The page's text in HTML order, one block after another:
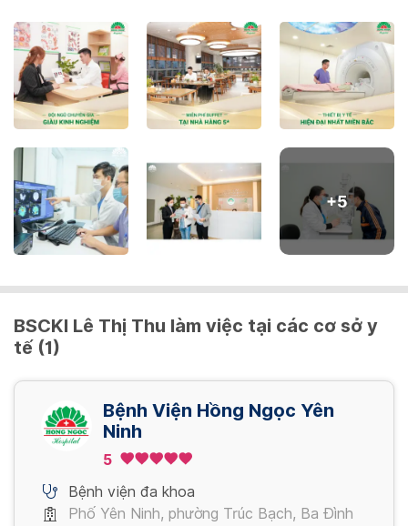
16,500,000 VND/ Gói
Nội soi dạ dày NBI mê
2,480,000 VND/ Gói
2,400,000 VND/ Gói
Nội soi đại tràng NBI mê (đã bao gồm thụt
tháo)
3,200,000 VND/ Gói
Nội soi tiêu hóa NBI (đã bao gồm thụt tháo)
4,080,000 VND/ Gói
Nội soi tiêu hóa NBI mê (đã bao gồm thụt
5,280,000 VND/ Gói
+5
BSCKI Lê Thị Thu làm việc tại các cơ sở y
tế (1)
Bệnh Viện Hồng Ngọc Yên
Ninh
5
Bệnh viện đa khoa
Phố Yên Ninh, phường Trúc Bạch, Ba Đình